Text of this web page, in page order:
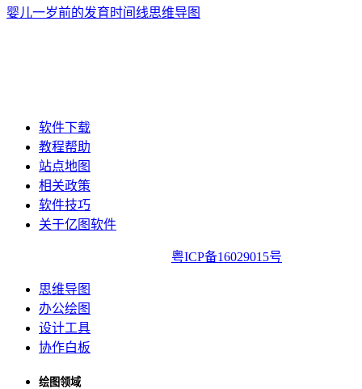
婴儿一岁前的发育时间线思维导图
软件下载
教程帮助
站点地图
相关政策
软件技巧
关于亿图软件
粤ICP备16029015号
思维导图
办公绘图
设计工具
协作白板
绘图领域